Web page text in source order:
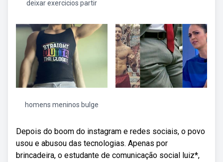
deixar exercicios partir
homens meninos bulge
Depois do boom do instagram e redes sociais, o povo
usou e abusou das tecnologias. Apenas por
brincadeira, o estudante de comunicação social luiz*,